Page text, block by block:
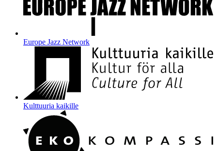
Europe Jazz Network
Kulttuuria kaikille